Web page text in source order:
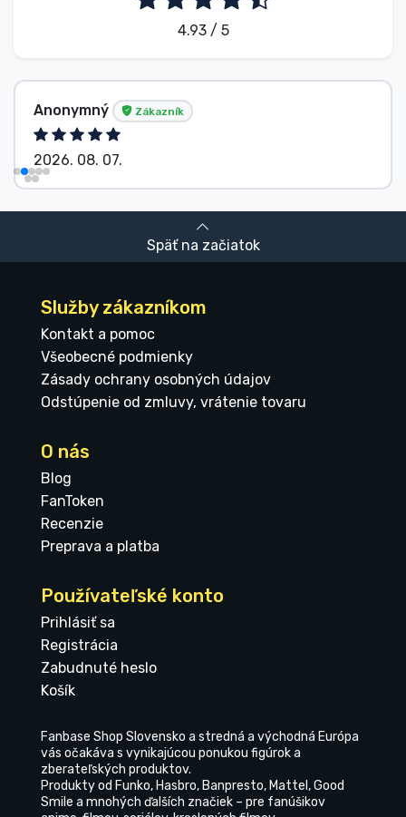
4.93 / 5
Anonymný Zákazník
2026. 08. 07.
Späť na začiatok
Služby zákazníkom
Kontakt a pomoc
Všeobecné podmienky
Zásady ochrany osobných údajov
Odstúpenie od zmluvy, vrátenie tovaru
O nás
Blog
FanToken
Recenzie
Preprava a platba
Používateľské konto
Prihlásiť sa
Registrácia
Zabudnuté heslo
Košík
Fanbase Shop Slovensko a stredná a východná Európa
vás očakáva s vynikajúcou ponukou figúrok a
zberateľských produktov.
Produkty od Funko, Hasbro, Banpresto, Mattel, Good
Smile a mnohých ďalších značiek – pre fanúšikov